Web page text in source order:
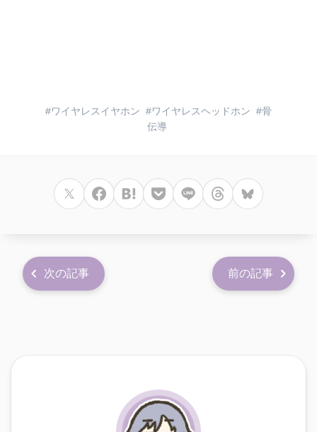
ワイヤレスイヤホン ワイヤレスヘッドホン
骨
伝導
次の記事 前の記事